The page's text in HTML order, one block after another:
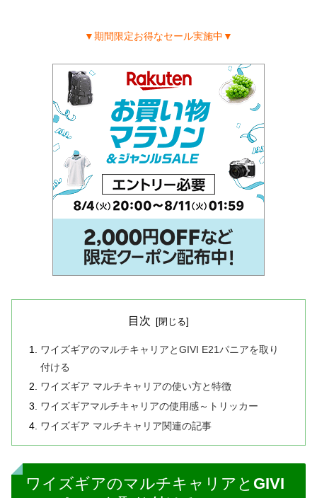
▼期間限定お得なセール実施中▼
目次
ワイズギアのマルチキャリアとGIVI E21パニアを取り
付ける
ワイズギア マルチキャリアの使い方と特徴
ワイズギアマルチキャリアの使用感～トリッカー
ワイズギア マルチキャリア関連の記事
ワイズギアのマルチキャリアとGIVI